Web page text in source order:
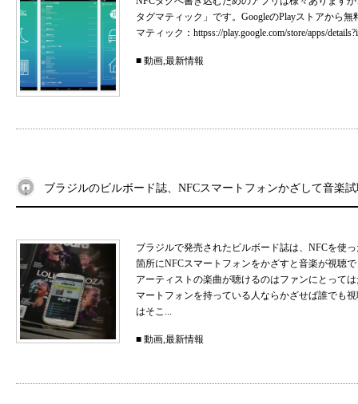
タグマティック」です。GoogleのPlayストアから
マティック：httpss://play.google.com/store/apps/
■ 動画,最新情報
ブラジルのビルボード誌、NFCスマートフォンかざして音楽
ブラジルで発売されたビルボード誌は、NFCを使
箇所にNFCスマートフォンをかざすと音楽が視聴
アーティストの楽曲が聴けるのはファンにとって
マートフォンを持っている人ならかざせば誰でも
はそこ...
■ 動画,最新情報